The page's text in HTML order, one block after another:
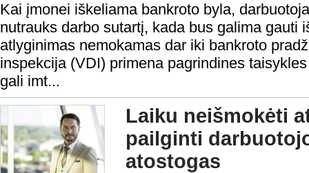
Kai įmonei iškeliama bankroto byla,
nutrauks darbo sutartį, kada bus galima gauti
atlyginimas nemokamas dar iki bankroto
inspekcija (VDI) primena pagrindines
gali imt...
Laiku neišmokėti
pailginti
atostogas